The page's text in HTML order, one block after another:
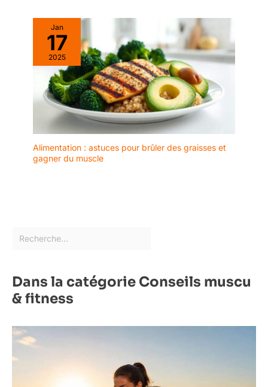
Jan
17
2025
Alimentation : astuces pour brûler des graisses et
gagner du muscle
Dans la catégorie Conseils muscu
& fitness